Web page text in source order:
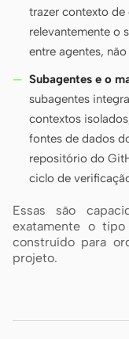
trazer contexto de
relevantemente o
entre agentes,
Subagentes e o
subagentes
contextos
fontes de dados
repositório do
ciclo de
Essas são
exatamente o
construído para
projeto.